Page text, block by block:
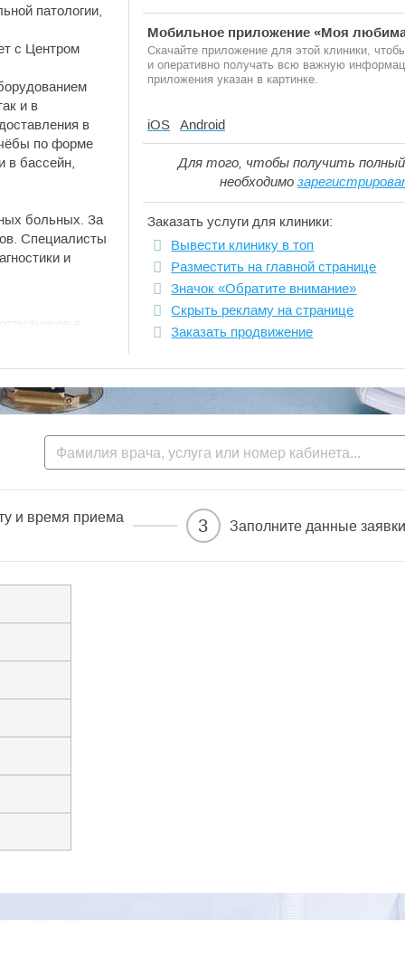
Мобильное приложение «Моя
Скачайте приложение для этой клиники,
и оперативно получать всю важную
приложения указан в картинке.
iOS Android
Для того, чтобы получить
необходимо
Заказать услуги для клиники:
Вывести клинику в топ
Разместить на главной странице
Значок «Обратите внимание»
Скрыть рекламу на странице
Заказать продвижение
патологии,
с Центром
и в
в
по форме
в бассейн,
больных. За
Специалисты
и
в
и снабдим вас
вас время.
и время приема 3 Заполните данные заявки